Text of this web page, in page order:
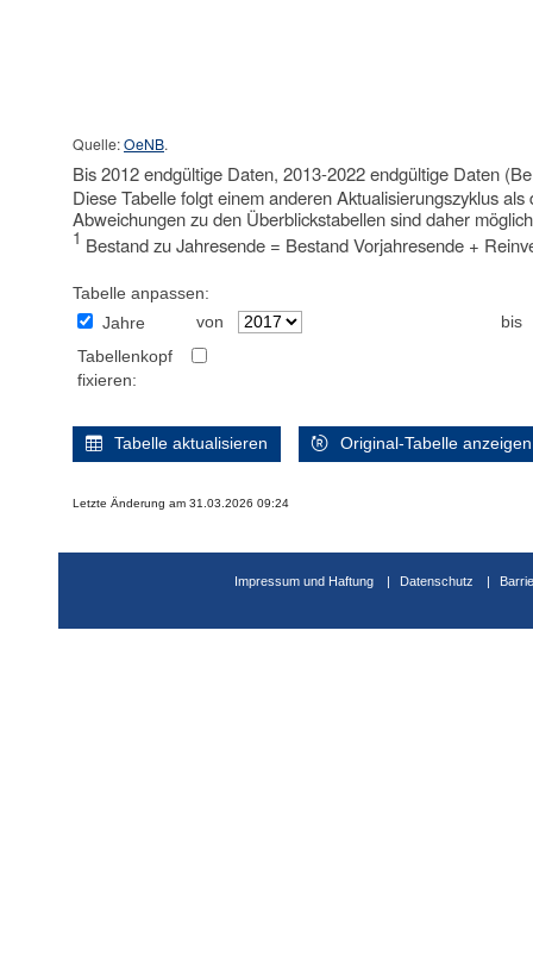
Quelle:OeNB.
Bis 2012 endgültige Daten, 2013-2022 endgültige Daten
Diese Tabelle folgt einem anderen Aktualisierungszyklus
Abweichungen zu den Überblickstabellen sind daher
1 Bestand zu Jahresende = Bestand Vorjahresende +
Tabelle anpassen:
Jahre
von
bis
Tabellenkopf
fixieren:
Tabelle aktualisieren Original-Tabelle anzeigen
Letzte Änderung am 31.03.2026 09:24
Impressum und Haftung Datenschutz